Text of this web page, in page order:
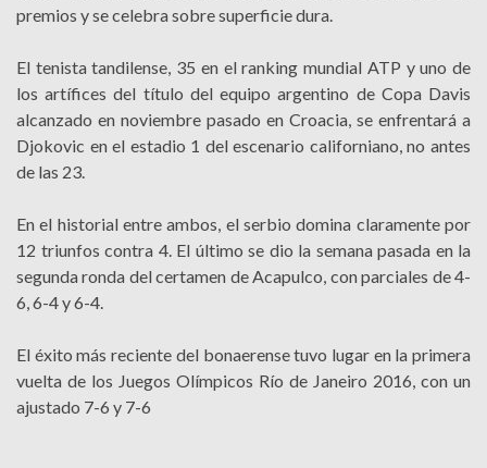
premios y se celebra sobre superficie dura.
El tenista tandilense, 35 en el ranking mundial ATP y uno de
los artífices del título del equipo argentino de Copa Davis
alcanzado en noviembre pasado en Croacia, se enfrentará a
Djokovic en el estadio 1 del escenario californiano, no antes
de las 23.
En el historial entre ambos, el serbio domina claramente por
12 triunfos contra 4. El último se dio la semana pasada en la
segunda ronda del certamen de Acapulco, con parciales de 4-
6, 6-4 y 6-4.
El éxito más reciente del bonaerense tuvo lugar en la primera
vuelta de los Juegos Olímpicos Río de Janeiro 2016, con un
ajustado 7-6 y 7-6